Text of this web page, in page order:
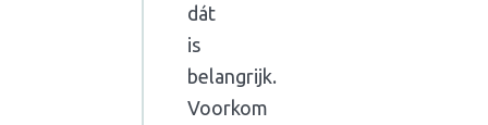
dát
is
belangrijk.
Voorkom